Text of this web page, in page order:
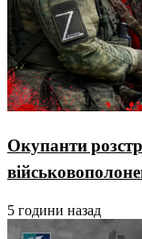
Окупанти
5 години назад